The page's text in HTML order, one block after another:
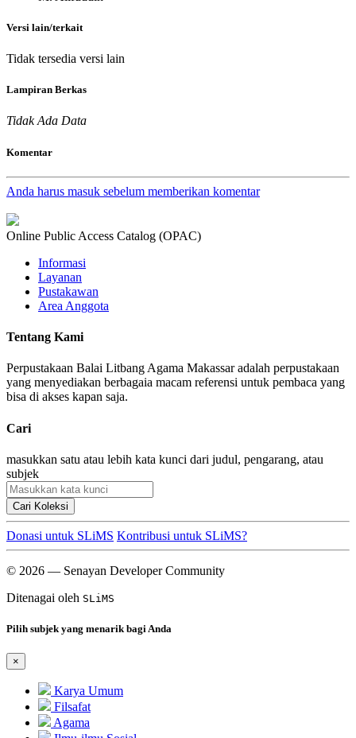
Versi lain/terkait
Tidak tersedia versi lain
Lampiran Berkas
Tidak Ada Data
Komentar
Anda harus masuk sebelum memberikan komentar
Online Public Access Catalog (OPAC)
Informasi
Layanan
Pustakawan
Area Anggota
Tentang Kami
Perpustakaan Balai Litbang Agama Makassar adalah perpustakaan
yang menyediakan berbagaia macam referensi untuk pembaca yang
bisa di akses kapan saja.
Cari
masukkan satu atau lebih kata kunci dari judul, pengarang, atau
subjek
Cari Koleksi
Donasi untuk SLiMS Kontribusi untuk SLiMS?
© 2026 — Senayan Developer Community
Ditenagai oleh SLiMS
Pilih subjek yang menarik bagi Anda
×
Karya Umum
Filsafat
Agama